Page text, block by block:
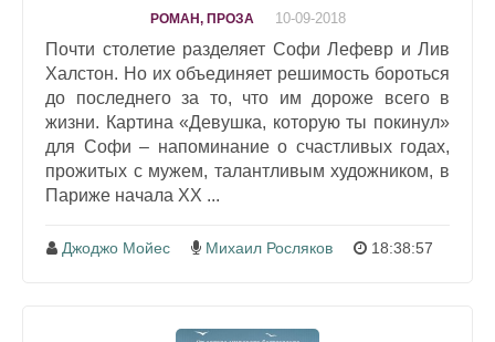
РОМАН, ПРОЗА 10-09-2018
Почти столетие разделяет Софи Лефевр и Лив
Халстон. Но их объединяет решимость бороться
до последнего за то, что им дороже всего в
жизни. Картина «Девушка, которую ты покинул»
для Софи – напоминание о счастливых годах,
прожитых с мужем, талантливым художником, в
Париже начала XX ...
Джоджо Мойес Михаил Росляков 18:38:57